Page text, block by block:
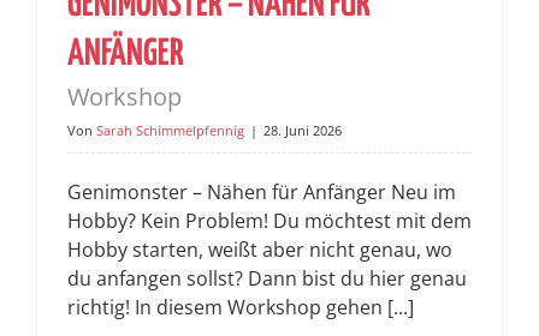
ANFÄNGER
Workshop
Von Sarah Schimmelpfennig | 28. Juni 2026
Genimonster – Nähen für Anfänger Neu im
Hobby? Kein Problem! Du möchtest mit dem
Hobby starten, weißt aber nicht genau, wo
du anfangen sollst? Dann bist du hier genau
richtig! In diesem Workshop gehen [...]